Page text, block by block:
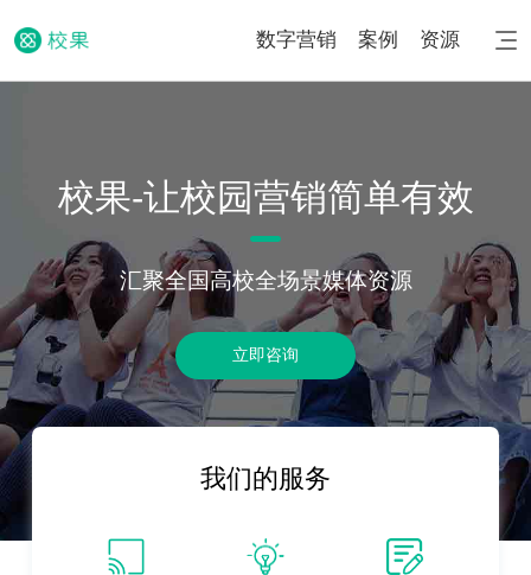
数字营销 案例 资源
校果-让校园营销简单有效
汇聚全国高校全场景媒体资源
立即咨询
我们的服务